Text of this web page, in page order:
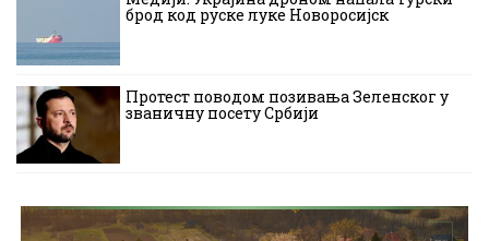
брод код руске луке Новоросијск
Протест поводом позивања Зеленског у
званичну посету Србији